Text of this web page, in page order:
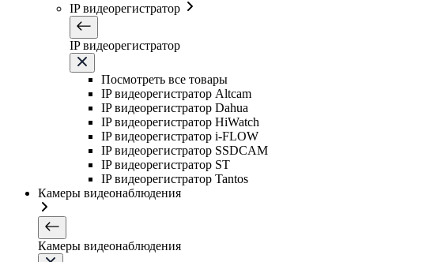
IP видеорегистратор
IP видеорегистратор
Посмотреть все товары
IP видеорегистратор Altcam
IP видеорегистратор Dahua
IP видеорегистратор HiWatch
IP видеорегистратор i-FLOW
IP видеорегистратор SSDCAM
IP видеорегистратор ST
IP видеорегистратор Tantos
Камеры видеонаблюдения
Камеры видеонаблюдения